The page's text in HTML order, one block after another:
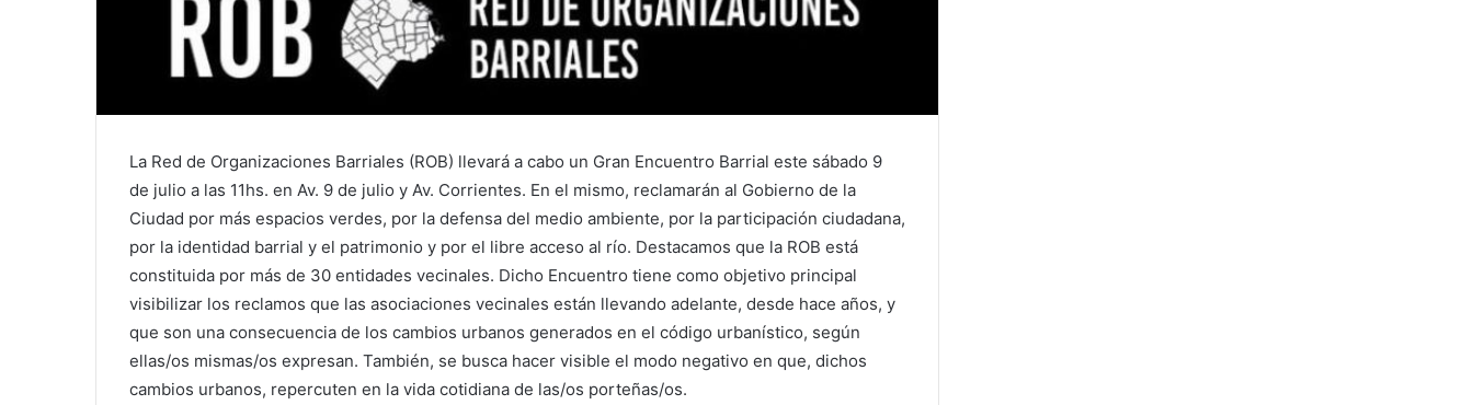
La Red de Organizaciones Barriales (ROB) llevará a cabo un Gran Encuentro Barrial este sábado 9
de julio a las 11hs. en Av. 9 de julio y Av. Corrientes. En el mismo, reclamarán al Gobierno de la
Ciudad por más espacios verdes, por la defensa del medio ambiente, por la participación ciudadana,
por la identidad barrial y el patrimonio y por el libre acceso al río. Destacamos que la ROB está
constituida por más de 30 entidades vecinales. Dicho Encuentro tiene como objetivo principal
visibilizar los reclamos que las asociaciones vecinales están llevando adelante, desde hace años, y
que son una consecuencia de los cambios urbanos generados en el código urbanístico, según
ellas/os mismas/os expresan. También, se busca hacer visible el modo negativo en que, dichos
cambios urbanos, repercuten en la vida cotidiana de las/os porteñas/os.